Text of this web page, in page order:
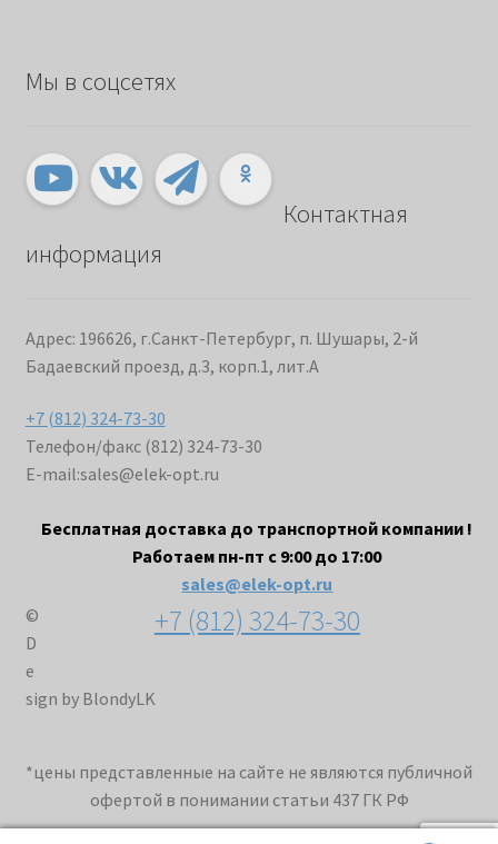
Мы в соцсетях
Контактная
информация
Адрес: 196626, г.Санкт-Петербург, п. Шушары, 2-й
Бадаевский проезд, д.3, корп.1, лит.А
+7 (812) 324-73-30
Телефон/факс (812) 324-73-30
E-mail:sales@elek-opt.ru
Бесплатная доставка до транспортной компании !
Работаем пн-пт с 9:00 до 17:00
sales@elek-opt.ru
+7 (812) 324-73-30
©
D
e
sign by BlondyLK
*цены представленные на сайте не являются публичной
офертой в понимании статьи 437 ГК РФ